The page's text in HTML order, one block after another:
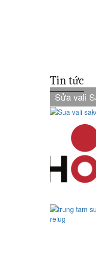
Tin tức
Sửa vali